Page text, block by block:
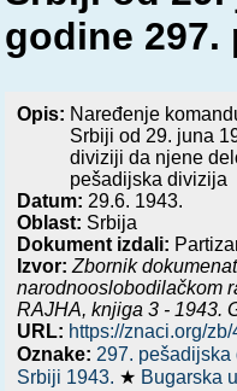
godine
Opis: Naređenje
Srbiji od 29. juna
diviziji da njene
pešadijska divizija
Datum: 29.6. 1943.
Oblast: Srbija
Dokument izdali:
Izvor: Zbornik
narodnooslobodilačkom
RAJHA, knjiga 3 - 1943.
URL: https://znaci.org/
Oznake: 297. pešadijska
Srbiji 1943. ★ Bugarska